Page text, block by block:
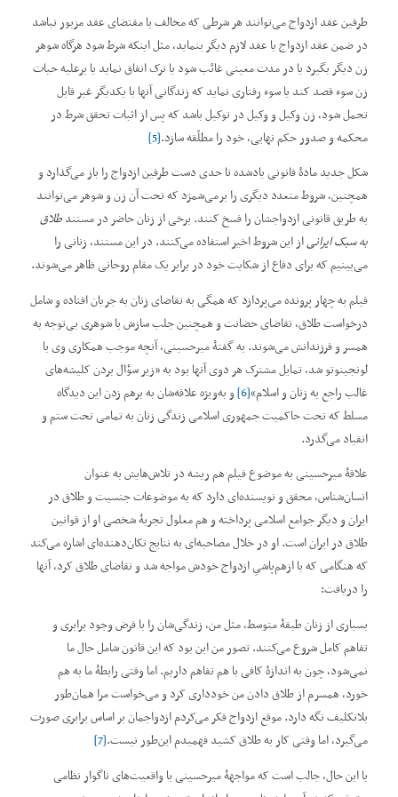
طرفین عقد ازدواج می‌توانند هر شرطی که مخالف با مقتضای عقد مزبور نباشد
در ضمن عقد ازدواج یا عقد لازم دیگر بنماید، مثل اینکه شرط شود هرگاه شوهر
زن دیگر بگیرد یا در مدت معینی غائب شود یا ترک انفاق نماید یا برعلیه حیات
زن سوء قصد کند یا سوء رفتاری نماید که زندگانی آنها با یکدیگر غیر قابل
‌تحمل شود، زن وکیل و وکیل در توکیل باشد که پس از اثبات تحقق شرط در
محکمه و صدور حکم نهایی، خود را مطلّقه سازد.[5]
شکل جدید مادۀ قانونی یادشده تا حدی دست طرفین ازدواج را باز می‌گذارد و
همچنین، شروط متعدد دیگری را برمی‌شمرَد که تحت آن زن و شوهر می‌توانند
به طریق قانونی ازدواجشان را فسخ کنند. برخی از زنان حاضر در مستندطلاق
به سبک ایرانیاز این شروط اخیر استفاده می‌کنند. در این مستند، زنانی را
می‌بینیم که برای دفاع از شکایت خود در برابر یک مقام روحانی ظاهر می‌شوند.
فیلم به چهار پرونده می‌پردازد که همگی به تقاضای زنان به جریان افتاده و شامل
درخواست طلاق، تقاضای حضانت و همچنین جلب سازش با شوهری بی‌توجه به
همسر و فرزندانش می‌شوند. به گفتۀ میرحسینی، آنچه موجب همکاری وی با
لونجینوتو شد، تمایل مشترک هر دوی آنها بود به ”زیر سؤال بردن کلیشه‌های
غالب راجع به زنان و اسلام“[6] و به‌ویژه علاقه‌شان به برهم زدن این دیدگاه
مسلط که تحت حاکمیت جمهوری اسلامی زندگی زنان به‌ تمامی تحت ستم و
انقیاد می‌گذرد.
علاقۀ میرحسینی به موضوع فیلم هم ریشه در تلاش‌هایش به عنوان
انسان‌شناس، محقق و نویسنده‌ای دارد که به موضوعات جنسیت و طلاق در
ایران و دیگر جوامع اسلامی پرداخته و هم معلول تجربۀ شخصی او از قوانین
طلاق در ایران است. او در خلال مصاحبه‌ای به نتایج تکان‌دهنده‌ای اشاره می‌کند
که هنگامی‌ که با ازهم‌پاشیِ ازدواج خودش مواجه شد و تقاضای طلاق کرد، آنها
را دریافت:
بسیاری از زنان طبقۀ متوسط، مثل من، زندگی‌شان را با فرض وجود برابری و
تفاهم کامل شروع می‌کنند. تصور من این بود که این قانون شامل حال ما
نمی‌شود، چون به اندازۀ کافی با هم تفاهم داریم. اما وقتی رابطۀ ما به هم
خورد، همسرم از طلاق دادن من خودداری کرد و می‌خواست مرا همان‌طور
بلاتکلیف نگه دارد. موقع ازدواج فکر می‌کردم ازدواجمان بر اساس برابری صورت
می‌گیرد، اما وقتی کار به طلاق کشید فهمیدم این‌طور نیست.[7]
با این حال، جالب است که مواجهۀ میرحسینی با واقعیت‌های ناگوار نظامی